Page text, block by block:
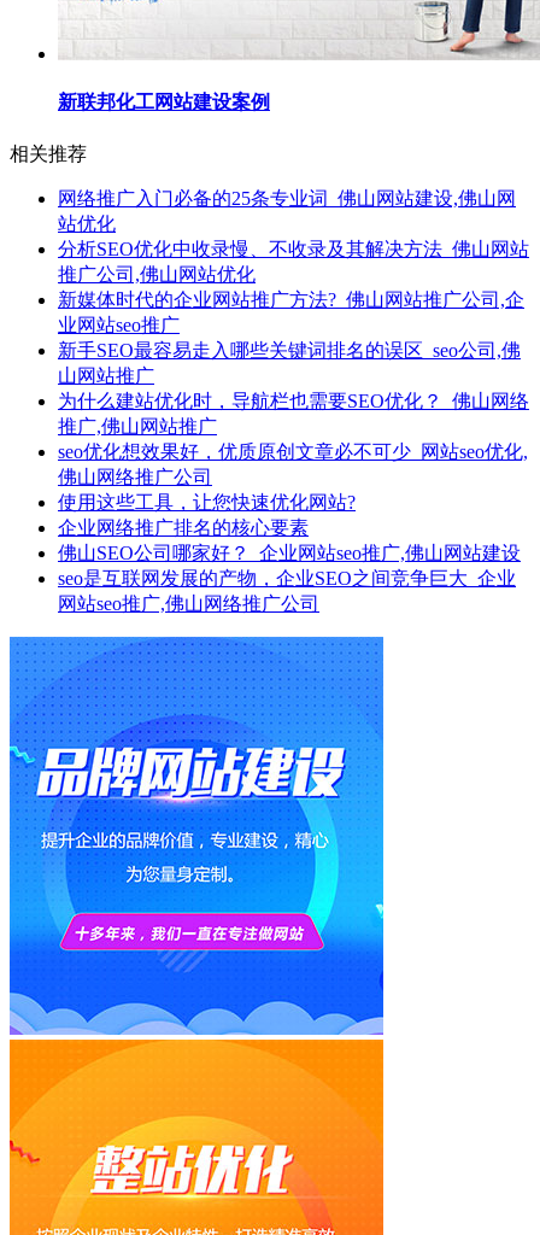
新联邦化工网站建设案例
相关推荐
网络推广入门必备的25条专业词_佛山网站建设,佛山网
站优化
分析SEO优化中收录慢、不收录及其解决方法_佛山网站
推广公司,佛山网站优化
新媒体时代的企业网站推广方法?_佛山网站推广公司,企
业网站seo推广
新手SEO最容易走入哪些关键词排名的误区_seo公司,佛
山网站推广
为什么建站优化时，导航栏也需要SEO优化？_佛山网络
推广,佛山网站推广
seo优化想效果好，优质原创文章必不可少_网站seo优化,
佛山网络推广公司
使用这些工具，让您快速优化网站?
企业网络推广排名的核心要素
佛山SEO公司哪家好？_企业网站seo推广,佛山网站建设
seo是互联网发展的产物，企业SEO之间竞争巨大_企业
网站seo推广,佛山网络推广公司